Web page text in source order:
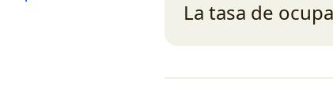
Cloudbeds Signals El primer modelo de IA
La tasa de